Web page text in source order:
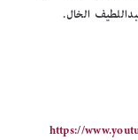
https://